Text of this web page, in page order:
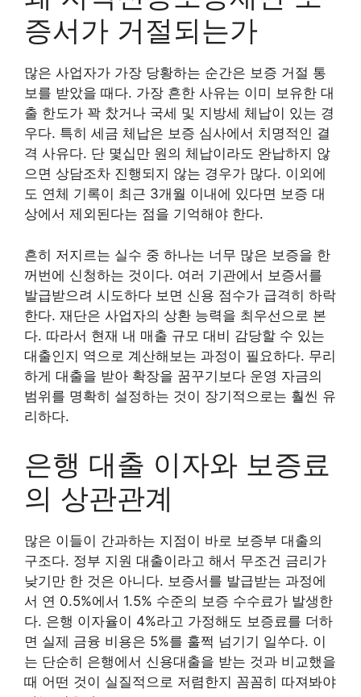
증서가 거절되는가
많은 사업자가 가장 당황하는 순간은 보증 거절 통
보를 받았을 때다. 가장 흔한 사유는 이미 보유한 대
출 한도가 꽉 찼거나 국세 및 지방세 체납이 있는 경
우다. 특히 세금 체납은 보증 심사에서 치명적인 결
격 사유다. 단 몇십만 원의 체납이라도 완납하지 않
으면 상담조차 진행되지 않는 경우가 많다. 이외에
도 연체 기록이 최근 3개월 이내에 있다면 보증 대
상에서 제외된다는 점을 기억해야 한다.
흔히 저지르는 실수 중 하나는 너무 많은 보증을 한
꺼번에 신청하는 것이다. 여러 기관에서 보증서를
발급받으려 시도하다 보면 신용 점수가 급격히 하락
한다. 재단은 사업자의 상환 능력을 최우선으로 본
다. 따라서 현재 내 매출 규모 대비 감당할 수 있는
대출인지 역으로 계산해보는 과정이 필요하다. 무리
하게 대출을 받아 확장을 꿈꾸기보다 운영 자금의
범위를 명확히 설정하는 것이 장기적으로는 훨씬 유
리하다.
은행 대출 이자와 보증료
의 상관관계
많은 이들이 간과하는 지점이 바로 보증부 대출의
구조다. 정부 지원 대출이라고 해서 무조건 금리가
낮기만 한 것은 아니다. 보증서를 발급받는 과정에
서 연 0.5%에서 1.5% 수준의 보증 수수료가 발생한
다. 은행 이자율이 4%라고 가정해도 보증료를 더하
면 실제 금융 비용은 5%를 훌쩍 넘기기 일쑤다. 이
는 단순히 은행에서 신용대출을 받는 것과 비교했을
때 어떤 것이 실질적으로 저렴한지 꼼꼼히 따져봐야